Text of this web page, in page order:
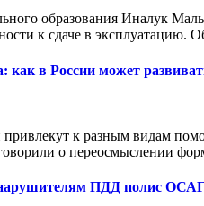
образования Иналук
к сдаче в эксплуатацию.
как в России может
к разным видам
о переосмыслении
ПДД полис